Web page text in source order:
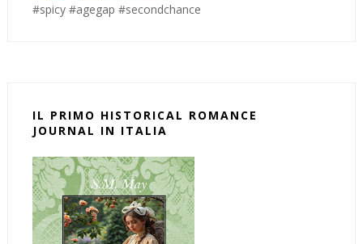
#spicy #agegap #secondchance
IL PRIMO HISTORICAL ROMANCE
JOURNAL IN ITALIA